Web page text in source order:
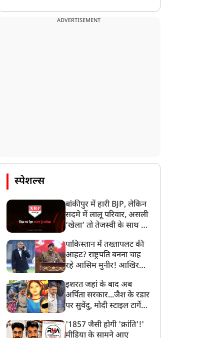
ADVERTISEMENT
स्पेशल्स
बांकीपुर में हारी BJP, लेकिन
सदमे में लालू परिवार, असली
‘खेला’ तो तेजस्वी के साथ हो
पाकिस्तान में तख्तापलट की
आहट? राष्ट्रपति बनना चाह
रहे आसिम मुनीर! आखिर
बनाया मोहरा?
इशरत जहां के बाद अब
अर्पिता सरकार...जैश के रडार
पर सुवेंदु, मोदी स्टाइल टार्गेट
बड़ा एक्शन!
'1857 जैसी होगी 'क्रांति'!'
मीडिया के सामने आए